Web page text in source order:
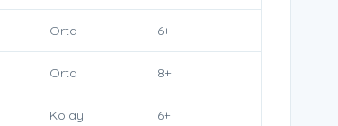
Orta 6+
Orta 8+
Kolay 6+